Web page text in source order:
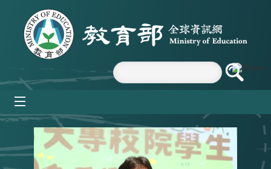
跳到主要內容區塊
:::